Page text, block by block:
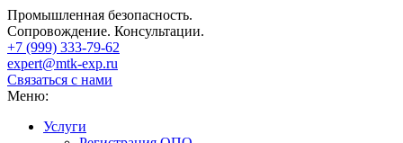
Промышленная безопасность.
Сопровождение. Консультации.
+7 (999) 333-79-62
expert@mtk-exp.ru
Связаться с нами
Меню:
Услуги